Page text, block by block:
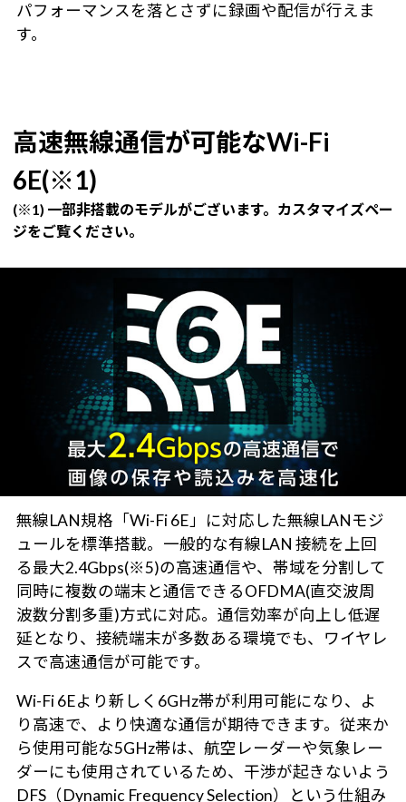
パフォーマンスを落とさずに録画や配信が行えま
す。
高速無線通信が可能なWi-Fi
6E(※1)
(※1) 一部非搭載のモデルがございます。カスタマイズペー
ジをご覧ください。
無線LAN規格「Wi-Fi 6E」に対応した無線LANモジ
ュールを標準搭載。一般的な有線LAN 接続を上回
る最大2.4Gbps(※5)の高速通信や、帯域を分割して
同時に複数の端末と通信できるOFDMA(直交波周
波数分割多重)方式に対応。通信効率が向上し低遅
延となり、接続端末が多数ある環境でも、ワイヤレ
スで高速通信が可能です。
Wi-Fi 6Eより新しく6GHz帯が利用可能になり、よ
り高速で、より快適な通信が期待できます。従来か
ら使用可能な5GHz帯は、航空レーダーや気象レー
ダーにも使用されているため、干渉が起きないよう
DFS（Dynamic Frequency Selection）という仕組み